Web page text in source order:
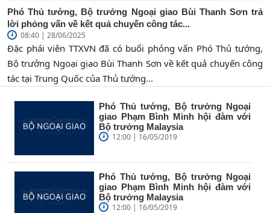
Phó Thủ tướng, Bộ trưởng Ngoại giao Bùi Thanh Sơn trả
lời phỏng vấn về kết quả chuyến công tác...
08:40 | 28/06/2025
Đặc phái viên TTXVN đã có buổi phỏng vấn Phó Thủ tướng,
Bộ trưởng Ngoại giao Bùi Thanh Sơn về kết quả chuyến công
tác tại Trung Quốc của Thủ tướng...
Phó Thủ tướng, Bộ trưởng Ngoại
giao Phạm Bình Minh hội đàm với
Bộ trưởng Malaysia
12:00 | 16/05/2019
Phó Thủ tướng, Bộ trưởng Ngoại
giao Phạm Bình Minh hội đàm với
Bộ trưởng Malaysia
12:00 | 16/05/2019